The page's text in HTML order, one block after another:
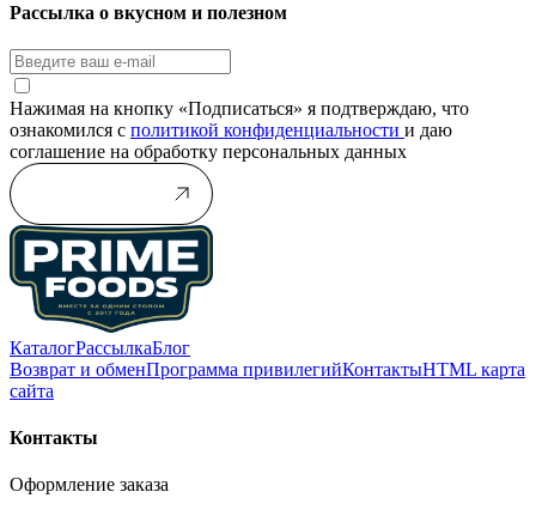
Рассылка о вкусном и полезном
Нажимая на кнопку «Подписаться» я подтверждаю, что
ознакомился с политикой конфиденциальности и даю
соглашение на обработку персональных данных
КаталогРассылкаБлог
Возврат и обменПрограмма привилегийКонтактыHTML карта
сайта
Контакты
Оформление заказа